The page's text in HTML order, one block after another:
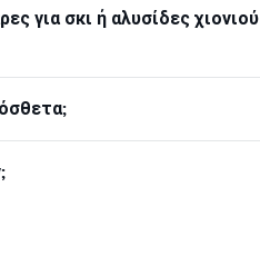
για σκι ή αλυσίδες